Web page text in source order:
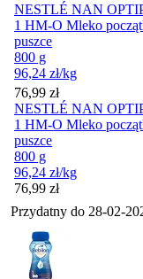
NESTLÉ NAN
1 HM-O Mleko
puszce
800 g
96,24 zł/kg
Cena
76,99 zł
NESTLÉ NAN
1 HM-O Mleko
puszce
800 g
96,24 zł/kg
Cena
76,99 zł
Przydatny do 28-02-